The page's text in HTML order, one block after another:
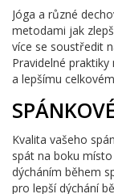
Jóga a různé
metodami jak
více se soustředit
Pravidelné
a lepšímu
Kvalita vašeho
spát na boku
dýcháním během
pro lepší dýchání